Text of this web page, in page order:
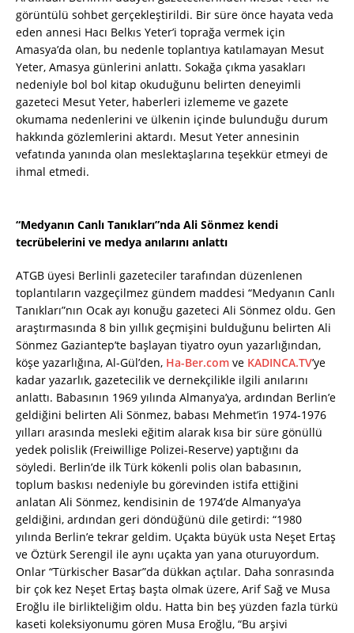
görüntülü sohbet gerçekleştirildi. Bir süre önce hayata veda
eden annesi Hacı Belkıs Yeter’i toprağa vermek için
Amasya’da olan, bu nedenle toplantıya katılamayan Mesut
Yeter, Amasya günlerini anlattı. Sokağa çıkma yasakları
nedeniyle bol bol kitap okuduğunu belirten deneyimli
gazeteci Mesut Yeter, haberleri izlememe ve gazete
okumama nedenlerini ve ülkenin içinde bulunduğu durum
hakkında gözlemlerini aktardı. Mesut Yeter annesinin
vefatında yanında olan meslektaşlarına teşekkür etmeyi de
ihmal etmedi.
“Medyanın Canlı Tanıkları”nda Ali Sönmez kendi
tecrübelerini ve medya anılarını anlattı
ATGB üyesi Berlinli gazeteciler tarafından düzenlenen
toplantıların vazgeçilmez gündem maddesi “Medyanın Canlı
Tanıkları”nın Ocak ayı konuğu gazeteci Ali Sönmez oldu. Gen
araştırmasında 8 bin yıllık geçmişini bulduğunu belirten Ali
Sönmez Gaziantep’te başlayan tiyatro oyun yazarlığından,
köşe yazarlığına, Al-Gül’den, Ha-Ber.com ve KADINCA.TV’ye
kadar yazarlık, gazetecilik ve dernekçilikle ilgili anılarını
anlattı. Babasının 1969 yılında Almanya’ya, ardından Berlin’e
geldiğini belirten Ali Sönmez, babası Mehmet’in 1974-1976
yılları arasında mesleki eğitim alarak kısa bir süre gönüllü
yedek polislik (Freiwillige Polizei-Reserve) yaptığını da
söyledi. Berlin’de ilk Türk kökenli polis olan babasının,
toplum baskısı nedeniyle bu görevinden istifa ettiğini
anlatan Ali Sönmez, kendisinin de 1974’de Almanya’ya
geldiğini, ardından geri döndüğünü dile getirdi: “1980
yılında Berlin’e tekrar geldim. Uçakta büyük usta Neşet Ertaş
ve Öztürk Serengil ile aynı uçakta yan yana oturuyordum.
Onlar “Türkischer Basar”da dükkan açtılar. Daha sonrasında
bir çok kez Neşet Ertaş başta olmak üzere, Arif Sağ ve Musa
Eroğlu ile birlikteliğim oldu. Hatta bin beş yüzden fazla türkü
kaseti koleksiyonumu gören Musa Eroğlu, “Bu arşivi